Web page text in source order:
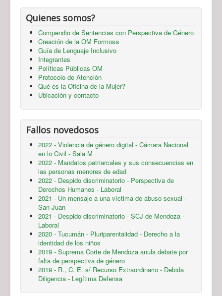
Quienes somos?
Compendio de Sentencias con Perspectiva de Género
Creación de la OM Formosa
Guía de Lenguaje Inclusivo
Integrantes
Políticas Públicas OM
Protocolo de Atención
Qué es la Oficina de la Mujer?
Ubicación y contacto
Fallos novedosos
2022 - Violencia de género digital - Cámara Nacional
en lo Civil - Sala M
2022 - Mandatos patriarcales y sus consecuencias en
las personas menores de edad
2022 - Despido discriminatorio - Perspectiva de
Derechos Humanos - Laboral
2021 - Un mensaje a una víctima de abuso sexual -
San Juan
2021 - Despido discriminatorio - SCJ de Mendoza -
Laboral
2020 - Tucumán - Pluriparentalidad - Derecho a la
identidad de los niños
2019 - Suprema Corte de Mendoza anula debate por
falta de perspectiva de género
2019 - R., C. E. s/ Recurso Extraordinario - Debida
Diligencia - Legítima Defensa